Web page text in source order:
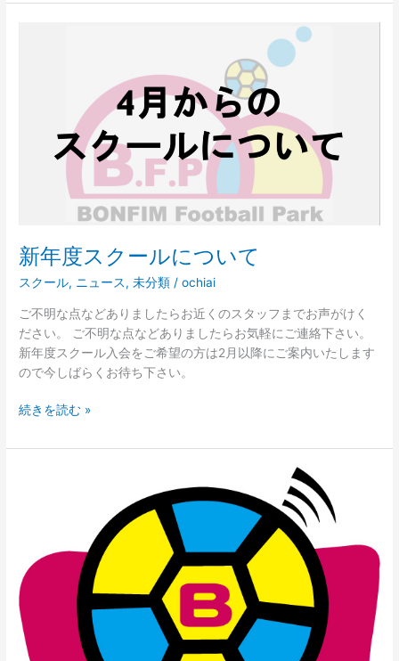
新年度スクールについて
スクール, ニュース,未分類 /ochiai
ご不明な点などありましたらお近くのスタッフまでお声がけく
ださい。 ご不明な点などありましたらお気軽にご連絡下さい。
新年度スクール入会をご希望の方は2月以降にご案内いたします
ので今しばらくお待ち下さい。
続きを読む »
絡
ア
プ
リ
「ピ